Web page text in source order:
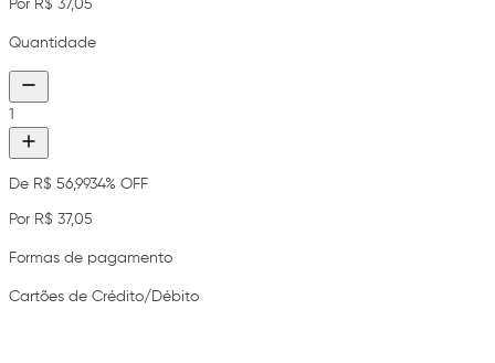
Por R$ 37,05
Quantidade
1
De R$ 56,9934% OFF
Por R$ 37,05
Formas de pagamento
Cartões de Crédito/Débito